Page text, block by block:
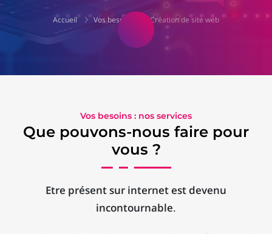
Accueil Vos besoins Création de site web
Vos besoins : nos services
Que pouvons-nous faire pour
vous ?
Etre présent sur internet est devenu
incontournable.